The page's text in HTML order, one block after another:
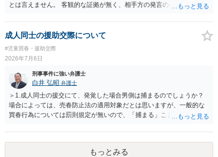
とは言えません。 客観的な証拠が無く、相手方の発言のみで逮捕され
成人同士の援助交際について
#児童買春・援助交際
2026年7月6日
刑事事件に強い弁護士
白井 弘昭 弁護士
＞1.成人同士の援交にて、発覚した場合男側は捕まるのでしょうか？
場合によっては、売春防止法の適用対象だとは思いますが、一般的な
買春行為については罰則規定が無いので、「捕まる」ことは無いと思
のですが、プレゼント感覚で金品を与えた場合も援交になってしまう
のでしょうか？ 交際＝恋愛感情あり、と定義すれば、恋愛感情が無く
金品目的で交際することは、普通の交際ではなく援助（目的）交際と
もっとみる